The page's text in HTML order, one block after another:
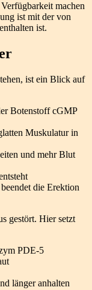
machen
ist mit der von
ist.
ist ein Blick auf
Botenstoff cGMP
Muskulatur in
und mehr Blut
die Erektion
gestört. Hier setzt
PDE-5
länger anhalten